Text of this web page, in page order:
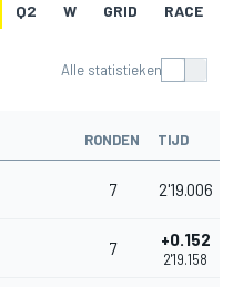
Q2 W GRID RACE
Alle statistieken
RONDEN TIJD
7 2'19.006
7 +0.152
2'19.158